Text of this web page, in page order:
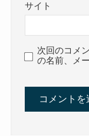
サイト
次回のコメ
の名前、メ